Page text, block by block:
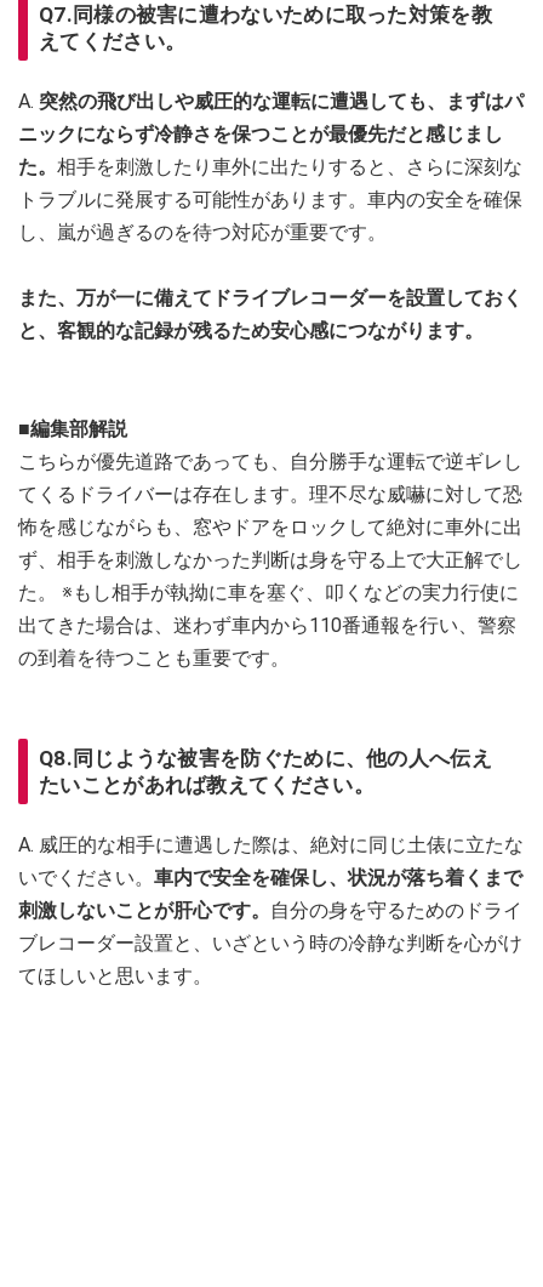
Q7.同様の被害に遭わないために取った対策を教
えてください。
A. 突然の飛び出しや威圧的な運転に遭遇しても、まずはパ
ニックにならず冷静さを保つことが最優先だと感じまし
た。 相手を刺激したり車外に出たりすると、さらに深刻な
トラブルに発展する可能性があります。車内の安全を確保
し、嵐が過ぎるのを待つ対応が重要です。
また、万が一に備えてドライブレコーダーを設置しておく
と、客観的な記録が残るため安心感につながります。
■編集部解説
こちらが優先道路であっても、自分勝手な運転で逆ギレし
てくるドライバーは存在します。理不尽な威嚇に対して恐
怖を感じながらも、窓やドアをロックして絶対に車外に出
ず、相手を刺激しなかった判断は身を守る上で大正解でし
た。 ※もし相手が執拗に車を塞ぐ、叩くなどの実力行使に
出てきた場合は、迷わず車内から110番通報を行い、警察
の到着を待つことも重要です。
Q8.同じような被害を防ぐために、他の人へ伝え
たいことがあれば教えてください。
A. 威圧的な相手に遭遇した際は、絶対に同じ土俵に立たな
いでください。 車内で安全を確保し、状況が落ち着くまで
刺激しないことが肝心です。
自分の身を守るためのドライ
ブレコーダー設置と、いざという時の冷静な判断を心がけ
てほしいと思います。